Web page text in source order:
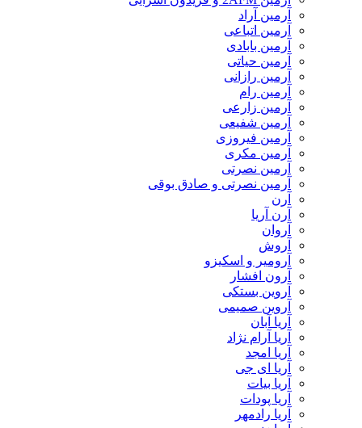
آرمین آراد
آرمین اتباعی
آرمین بابادی
آرمین حیاتی
آرمین رازانی
آرمین رام
آرمین زارعی
آرمین شفیعی
آرمین فیروزی
آرمین مکری
آرمین نصرتی
آرمین نصرتی و صادق بوقی
آرن
آرن آریا
آروان
آروش
آرومیر و اسکیزو
آرون افشار
آروین بستکی
آروین صمیمی
آریا آبان
آریا آرام نژاد
آریا امجد
آریا ای جی
آریا بیات
آریا پودات
آریا رادمهر